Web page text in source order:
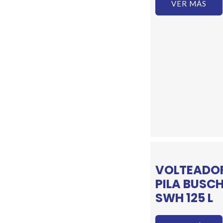
VER MÁS
PILA
SWH 125 L